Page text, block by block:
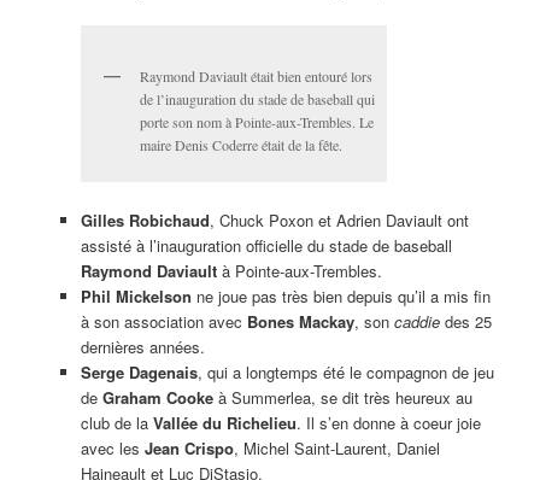
Raymond Daviault était bien entouré lors
de l’inauguration du stade de baseball qui
porte son nom à Pointe-aux-Trembles. Le
maire Denis Coderre était de la fête.
Gilles Robichaud, Chuck Poxon et Adrien Daviault ont
assisté à l’inauguration officielle du stade de baseball
Raymond Daviaultà Pointe-aux-Trembles.
Phil Mickelson ne joue pas très bien depuis qu’il a mis fin
à son association avec Bones Mackay, son caddiedes 25
dernières années.
Serge Dagenais, qui a longtemps été le compagnon de jeu
de Graham Cookeà Summerlea, se dit très heureux au
club de la Vallée du Richelieu. Il s’en donne à coeur joie
avec les Jean Crispo, Michel Saint-Laurent, Daniel
Haineault et Luc DiStasio.